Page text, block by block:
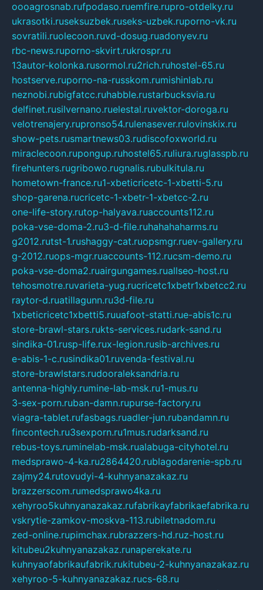
oooagrosnab.rufpodaso.ruemfire.rupro-otdelky.ru
ukrasotki.ruseksuzbek.ruseks-uzbek.ruporno-vk.ru
sovratili.ruolecoon.ruvd-dosug.ruadonyev.ru
rbc-news.ruporno-skvirt.rukrospr.ru
13autor-kolonka.rusormol.ru2rich.ruhostel-65.ru
hostserve.ruporno-na-russkom.rumishinlab.ru
neznobi.rubigfatcc.ruhabble.rustarbucksvia.ru
delfinet.rusilvernano.ruelestal.ruvektor-doroga.ru
velotrenajery.rupronso54.rulenasever.rulovinskix.ru
show-pets.rusmartnews03.rudiscofoxworld.ru
miraclecoon.rupongup.ruhostel65.ruliura.ruglasspb.ru
firehunters.rugribowo.rugnalis.rubulkitula.ru
hometown-france.ru1-xbeticricetc-1-xbetti-5.ru
shop-garena.rucricetc-1-xbetr-1-xbetcc-2.ru
one-life-story.rutop-halyava.ruaccounts112.ru
poka-vse-doma-2.ru3-d-file.ruhahahaharms.ru
g2012.rutst-1.rushaggy-cat.ruopsmgr.ruev-gallery.ru
g-2012.ruops-mgr.ruaccounts-112.rucsm-demo.ru
poka-vse-doma2.ruairgungames.ruallseo-host.ru
tehosmotre.ruvarieta-yug.rucricetc1xbetr1xbetcc2.ru
raytor-d.ruatillagunn.ru3d-file.ru
1xbeticricetc1xbetti5.ruuafoot-statti.rue-abis1c.ru
store-brawl-stars.rukts-services.rudark-sand.ru
sindika-01.rusp-life.rux-legion.rusib-archives.ru
e-abis-1-c.rusindika01.ruvenda-festival.ru
store-brawlstars.rudooraleksandria.ru
antenna-highly.rumine-lab-msk.ru1-mus.ru
3-sex-porn.ruban-damn.rupurse-factory.ru
viagra-tablet.rufasbags.ruadler-jun.rubandamn.ru
fincontech.ru3sexporn.ru1mus.rudarksand.ru
rebus-toys.ruminelab-msk.rualabuga-cityhotel.ru
medsprawo-4-ka.ru2864420.rublagodarenie-spb.ru
zajmy24.rutovudyi-4-kuhnyanazakaz.ru
brazzerscom.rumedsprawo4ka.ru
xehyroo5kuhnyanazakaz.rufabrikayfabrikaefabrika.ru
vskrytie-zamkov-moskva-113.rubiletnadom.ru
zed-online.rupimchax.rubrazzers-hd.ruz-host.ru
kitubeu2kuhnyanazakaz.runaperekate.ru
kuhnyaofabrikaufabrik.rukitubeu-2-kuhnyanazakaz.ru
xehyroo-5-kuhnyanazakaz.rucs-68.ru